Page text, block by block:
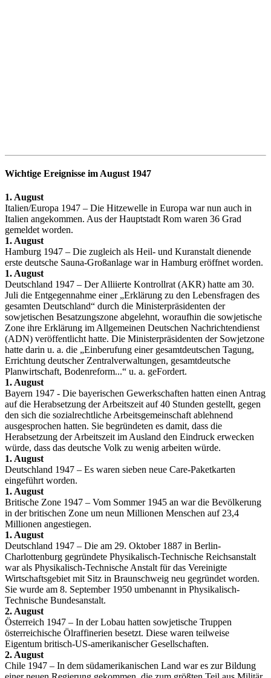
Wichtige Ereignisse im August 1947
1. August
Italien/Europa 1947 – Die Hitzewelle in Europa war nun auch in
Italien angekommen. Aus der Hauptstadt Rom waren 36 Grad
gemeldet worden.
1. August
Hamburg 1947 – Die zugleich als Heil- und Kuranstalt dienende
erste deutsche Sauna-Großanlage war in Hamburg eröffnet worden.
1. August
Deutschland 1947 – Der Alliierte Kontrollrat (AKR) hatte am 30.
Juli die Entgegennahme einer „Erklärung zu den Lebensfragen des
gesamten Deutschland“ durch die Ministerpräsidenten der
sowjetischen Besatzungszone abgelehnt, woraufhin die sowjetische
Zone ihre Erklärung im Allgemeinen Deutschen Nachrichtendienst
(ADN) veröffentlicht hatte. Die Ministerpräsidenten der Sowjetzone
hatte darin u. a. die „Einberufung einer gesamtdeutschen Tagung,
Errichtung deutscher Zentralverwaltungen, gesamtdeutsche
Planwirtschaft, Bodenreform...“ u. a. geFordert.
1. August
Bayern 1947 - Die bayerischen Gewerkschaften hatten einen Antrag
auf die Herabsetzung der Arbeitszeit auf 40 Stunden gestellt, gegen
den sich die sozialrechtliche Arbeitsgemeinschaft ablehnend
ausgesprochen hatten. Sie begründeten es damit, dass die
Herabsetzung der Arbeitszeit im Ausland den Eindruck erwecken
würde, dass das deutsche Volk zu wenig arbeiten würde.
1. August
Deutschland 1947 – Es waren sieben neue Care-Paketkarten
eingeführt worden.
1. August
Britische Zone 1947 – Vom Sommer 1945 an war die Bevölkerung
in der britischen Zone um neun Millionen Menschen auf 23,4
Millionen angestiegen.
1. August
Deutschland 1947 – Die am 29. Oktober 1887 in Berlin-
Charlottenburg gegründete Physikalisch-Technische Reichsanstalt
war als Physikalisch-Technische Anstalt für das Vereinigte
Wirtschaftsgebiet mit Sitz in Braunschweig neu gegründet worden.
Sie wurde am 8. September 1950 umbenannt in Physikalisch-
Technische Bundesanstalt.
2. August
Österreich 1947 – In der Lobau hatten sowjetische Truppen
österreichische Ölraffinerien besetzt. Diese waren teilweise
Eigentum britisch-US-amerikanischer Gesellschaften.
2. August
Chile 1947 – In dem südamerikanischen Land war es zur Bildung